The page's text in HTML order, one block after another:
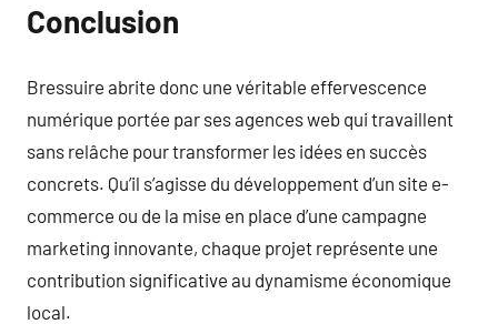
Conclusion
Bressuire abrite donc une véritable effervescence
numérique portée par ses agences web qui travaillent
sans relâche pour transformer les idées en succès
concrets. Qu’il s’agisse du développement d’un site e-
commerce ou de la mise en place d’une campagne
marketing innovante, chaque projet représente une
contribution significative au dynamisme économique
local.